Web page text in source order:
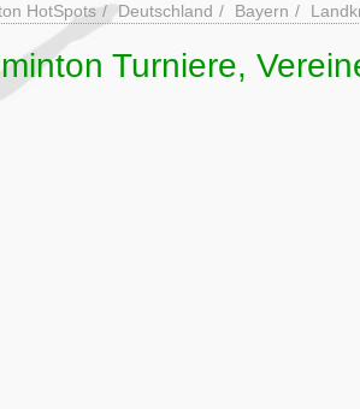
HotSpots Deutschland Bayern
Turniere,